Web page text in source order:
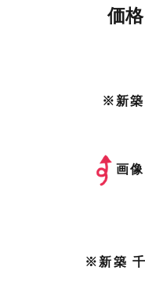
価
※新築
画
※新築